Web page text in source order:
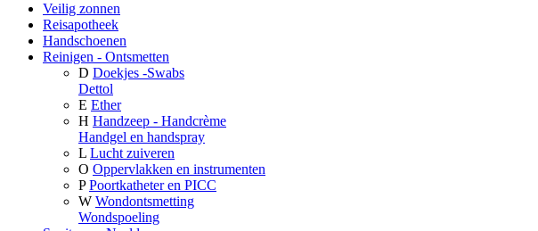
Veilig zonnen
Reisapotheek
Handschoenen
Reinigen - Ontsmetten
D Doekjes -Swabs
Dettol
E Ether
H Handzeep - Handcrème
Handgel en handspray
L Lucht zuiveren
O Oppervlakken en instrumenten
P Poortkatheter en PICC
W Wondontsmetting
Wondspoeling